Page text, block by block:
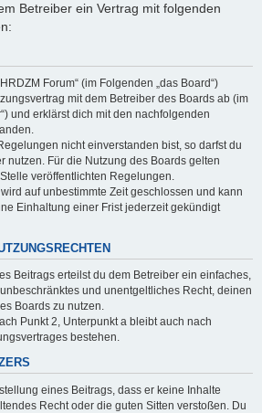
Betreiber ein Vertrag mit folgenden
Forum“ (im Folgenden „das Board“)
mit dem Betreiber des Boards ab (im
und erklärst dich mit den nachfolgenden
nicht einverstanden bist, so darfst du
nutzen. Für die Nutzung des Boards gelten
veröffentlichten Regelungen.
auf unbestimmte Zeit geschlossen und kann
Einhaltung einer Frist jederzeit gekündigt
Beitrags erteilst du dem Betreiber ein einfaches,
und unentgeltliches Recht, deinen
Boards zu nutzen.
Punkt 2, Unterpunkt a bleibt auch nach
bestehen.
eines Beitrags, dass er keine Inhalte
Recht oder die guten Sitten verstoßen. Du